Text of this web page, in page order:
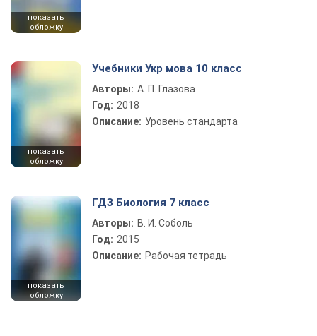
показать
обложку
показать
обложку
Учебники Укр мова 10 класс
Авторы: А. П. Глазова
Год: 2018
Описание: Уровень стандарта
показать
обложку
ГДЗ Биология 7 класс
Авторы: В. И. Соболь
Год: 2015
Описание: Рабочая тетрадь